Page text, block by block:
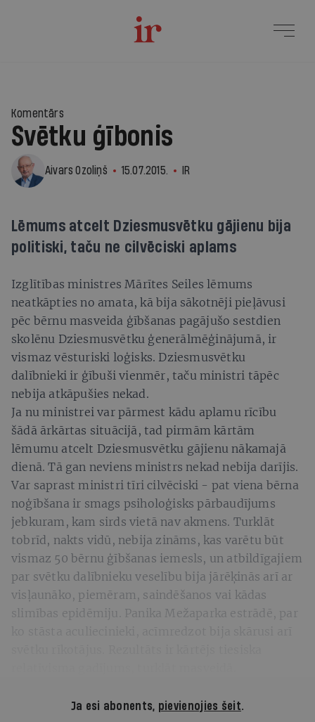
Komentārs
Svētku ģībonis
Aivars Ozoliņš 15.07.2015. IR
Lēmums atcelt Dziesmusvētku gājienu bija
politiski, taču ne cilvēciski aplams
Izglītības ministres Mārītes Seiles lēmums
neatkāpties no amata, kā bija sākotnēji pieļāvusi
pēc bērnu masveida ģībšanas pagājušo sestdien
skolēnu Dziesmusvētku ģenerālmēģinājumā, ir
vismaz vēsturiski loģisks. Dziesmusvētku
dalībnieki ir ģībuši vienmēr, taču ministri tāpēc
nebija atkāpušies nekad.
Ja nu ministrei var pārmest kādu aplamu rīcību
šādā ārkārtas situācijā, tad pirmām kārtām
lēmumu atcelt Dziesmusvētku gājienu nākamajā
dienā. Tā gan neviens ministrs nekad nebija darījis.
Var saprast ministri tīri cilvēciski - pat viena bērna
noģībšana ir smags psiholoģisks pārbaudījums
jebkuram, kam sirds vietā nav akmens. Turklāt
tobrīd, nakts vidū, nebija zināms, kas varētu būt
vismaz 50 bērnu ģībšanas iemesls, un atbildīgajiem
par svētku dalībnieku veselību bija jārēķinās arī ar
visļaunāko, piemēram, saindēšanos vai kādas
slimības epidēmiju. Panika Mežaparka estrādē, par
Ja esi abonents, pievienojies šeit.